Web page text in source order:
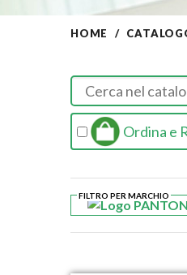
HOME
Ordina e
FILTRO PER MARCHIO